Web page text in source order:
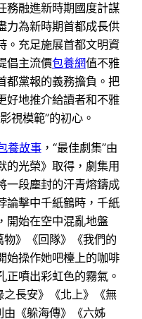
務融進新時期國度計謀
力為新時期首都成長供
。充足施展首都文明資
倡主流價包養網值不雅
都黨報的義務擔負。把
好地推介給讀者和不雅
視模範”的初心。
養故事，“最佳劇集”由
的光榮》取得，劇集用
一段塵封的汗青熔鑄成
論擊中千紙鶴時，千紙
開始在空中混亂地盤
物》《回隊》《我們的
始操作她吧檯上的咖啡
正噴出彩虹色的霧氣。
之長安》《北上》《無
由《躲海傳》《六姊